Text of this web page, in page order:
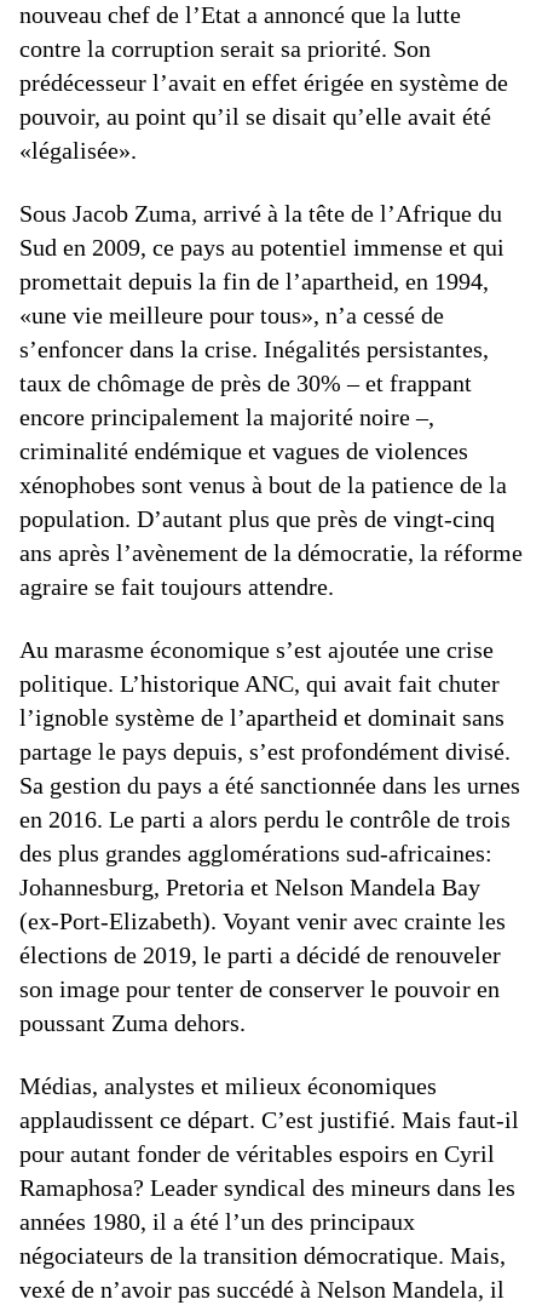
nouveau chef de l’Etat a annoncé que la lutte
contre la corruption serait sa priorité. Son
prédécesseur l’avait en effet érigée en système de
pouvoir, au point qu’il se disait qu’elle avait été
«légalisée».
Sous Jacob Zuma, arrivé à la tête de l’Afrique du
Sud en 2009, ce pays au potentiel immense et qui
promettait depuis la fin de l’apartheid, en 1994,
«une vie meilleure pour tous», n’a cessé de
s’enfoncer dans la crise. Inégalités persistantes,
taux de chômage de près de 30% – et frappant
encore principalement la majorité noire –,
criminalité endémique et vagues de violences
xénophobes sont venus à bout de la patience de la
population. D’autant plus que près de vingt-cinq
ans après l’avènement de la démocratie, la réforme
agraire se fait toujours attendre.
Au marasme économique s’est ajoutée une crise
politique. L’historique ANC, qui avait fait chuter
l’ignoble système de l’apartheid et dominait sans
partage le pays depuis, s’est profondément divisé.
Sa gestion du pays a été sanctionnée dans les urnes
en 2016. Le parti a alors perdu le contrôle de trois
des plus grandes agglomérations sud-africaines:
Johannesburg, Pretoria et Nelson Mandela Bay
(ex-Port-Elizabeth). Voyant venir avec crainte les
élections de 2019, le parti a décidé de renouveler
son image pour tenter de conserver le pouvoir en
poussant Zuma dehors.
Médias, analystes et milieux économiques
applaudissent ce départ. C’est justifié. Mais faut-il
pour autant fonder de véritables espoirs en Cyril
Ramaphosa? Leader syndical des mineurs dans les
années 1980, il a été l’un des principaux
négociateurs de la transition démocratique. Mais,
vexé de n’avoir pas succédé à Nelson Mandela, il